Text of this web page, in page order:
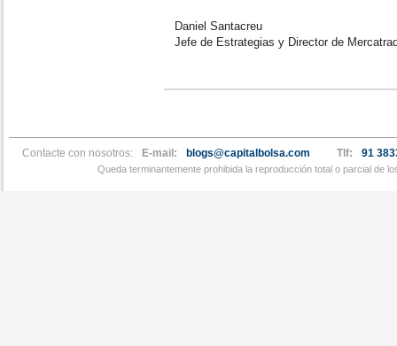
Daniel Santacreu
Jefe de Estrategias y Director de
Contacte con nosotros: E-mail: blogs@capitalbolsa.com Tlf: 91
Queda terminantemente prohibida la reproducción total o parcial de